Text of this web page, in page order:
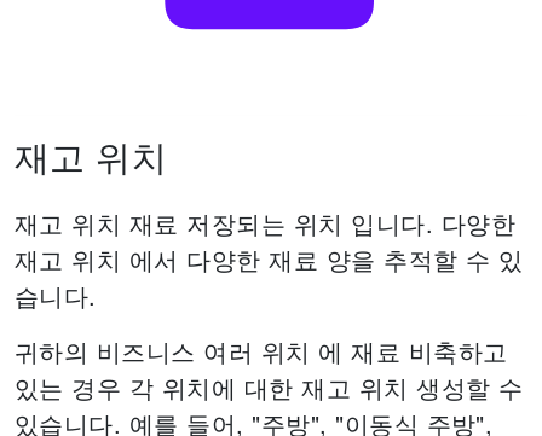
재고 위치
재고 위치 재료 저장되는 위치 입니다. 다양한
재고 위치 에서 다양한 재료 양을 추적할 수 있
습니다.
귀하의 비즈니스 여러 위치 에 재료 비축하고
있는 경우 각 위치에 대한 재고 위치 생성할 수
있습니다. 예를 들어, "주방", "이동식 주방",